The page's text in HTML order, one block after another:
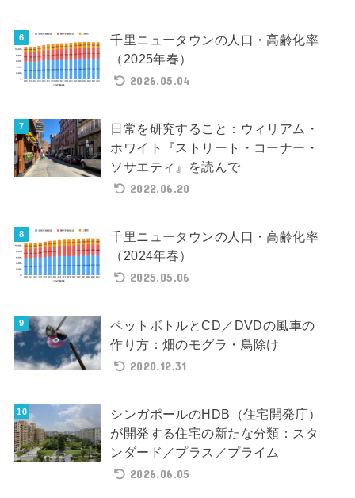
千里ニュータウンの人口・高齢化率
（2025年春）
2026.05.04
日常を研究すること：ウィリアム・
ホワイト『ストリート・コーナー・
ソサエティ』を読んで
2022.06.20
千里ニュータウンの人口・高齢化率
（2024年春）
2025.05.06
ペットボトルとCD／DVDの風車の
作り方：畑のモグラ・鳥除け
2020.12.31
シンガポールのHDB（住宅開発庁）
が開発する住宅の新たな分類：スタ
ンダード／プラス／プライム
2026.06.05